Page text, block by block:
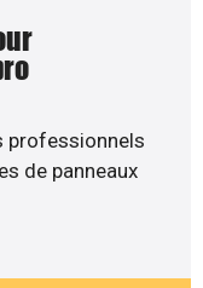
professionnels
de panneaux